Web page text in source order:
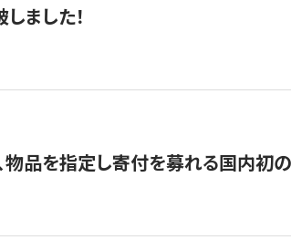
ました！
品を指定し寄付を募れる国内初の